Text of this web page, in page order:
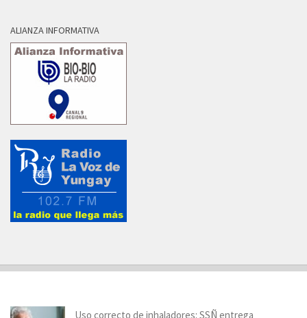
ALIANZA INFORMATIVA
Uso correcto de inhaladores: SSÑ entrega